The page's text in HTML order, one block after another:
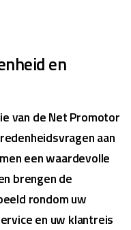
en
van de Net Promotor
aan
een waardevolle
brengen de
rondom uw
en uw klantreis